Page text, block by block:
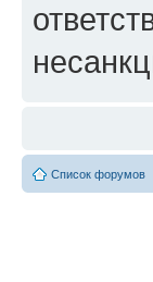
Список форумов